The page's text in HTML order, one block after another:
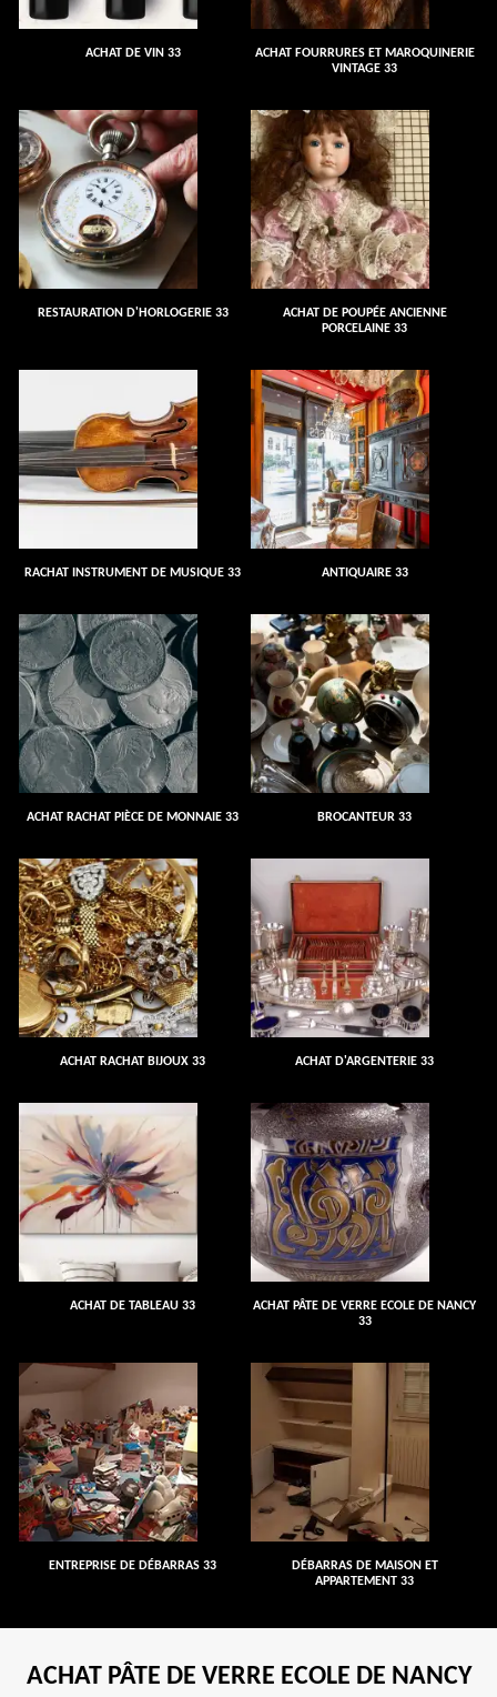
ACHAT DE VIN 33
ACHAT FOURRURES ET MAROQUINERIE
VINTAGE 33
RESTAURATION D'HORLOGERIE 33
ACHAT DE POUPÉE ANCIENNE
PORCELAINE 33
RACHAT INSTRUMENT DE MUSIQUE 33 ANTIQUAIRE 33
ACHAT RACHAT PIÈCE DE MONNAIE 33 BROCANTEUR 33
ACHAT RACHAT BIJOUX 33 ACHAT D'ARGENTERIE 33
ACHAT DE TABLEAU 33
ACHAT PÂTE DE VERRE ECOLE DE NANCY
33
ENTREPRISE DE DÉBARRAS 33
DÉBARRAS DE MAISON ET
APPARTEMENT 33
ACHAT PÂTE DE VERRE ECOLE DE NANCY